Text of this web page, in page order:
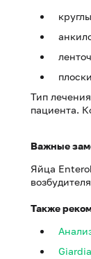
Тип
пациента.
Важные
Яйца
Также